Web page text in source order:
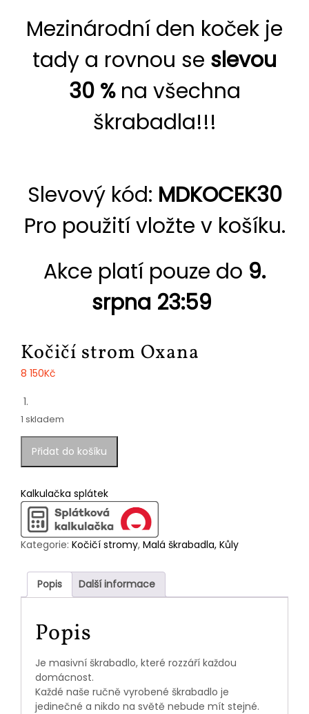
Mezinárodní den koček je
tady a rovnou se slevou
30 %na všechna
škrabadla!!!
Slevový kód: MDKOCEK30
Pro použití vložte v košíku.
Akce platí pouze do 9.
srpna 23:59
Kočičí strom Oxana
8 150Kč
1 skladem
Kočičí
strom
Oxana
Přidat do košíku
Kalkulačka splátek
Kategorie: Kočičí stromy, Malá škrabadla, Kůly
Popis Další informace
Popis
Je masivní škrabadlo, které rozzáří každou
domácnost.
Každé naše ručně vyrobené škrabadlo je
jedinečné a nikdo na světě nebude mít stejné.